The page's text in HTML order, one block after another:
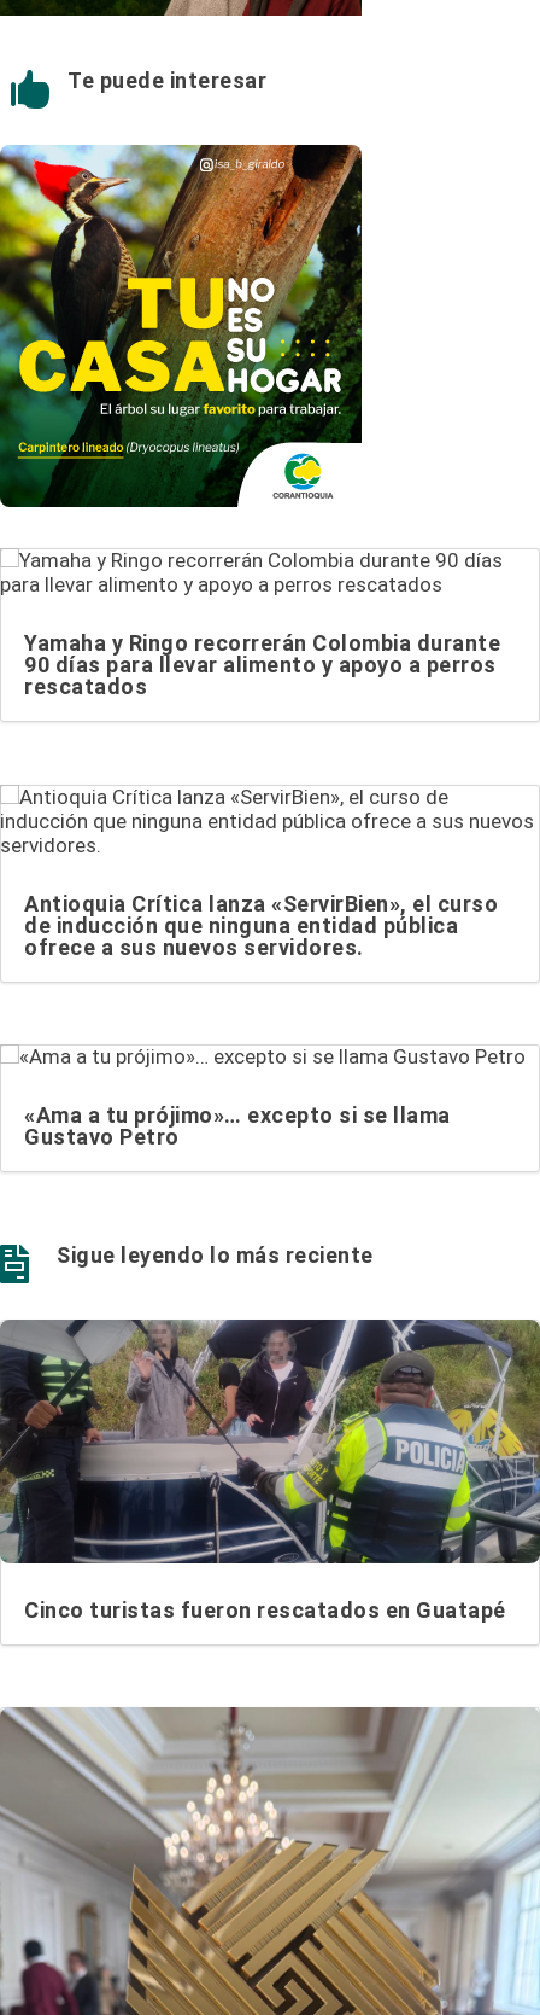
 Te puede interesar
Yamaha y Ringo recorrerán Colombia durante
90 días para llevar alimento y apoyo a perros
rescatados
Antioquia Crítica lanza «ServirBien», el curso
de inducción que ninguna entidad pública
ofrece a sus nuevos servidores.
«Ama a tu prójimo»… excepto si se llama
Gustavo Petro
 Sigue leyendo lo más reciente
Cinco turistas fueron rescatados en Guatapé